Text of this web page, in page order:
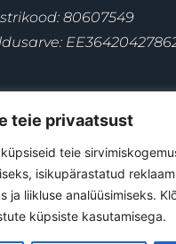
teie privaatsust
teie
isikupärastatud
ja liikluse analüüsimiseks.
küpsiste kasutamisega.
80607549
©2026All Rights
Kiisu Tahab Koju MTÜ